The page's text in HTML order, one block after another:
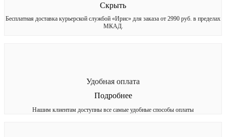
Скрыть
Бесплатная доставка курьерской службой «Ирис» для заказа от 2990 руб. в пределах
МКАД.
Удобная оплата
Подробнее
Нашим клиентам доступны все самые удобные способы оплаты